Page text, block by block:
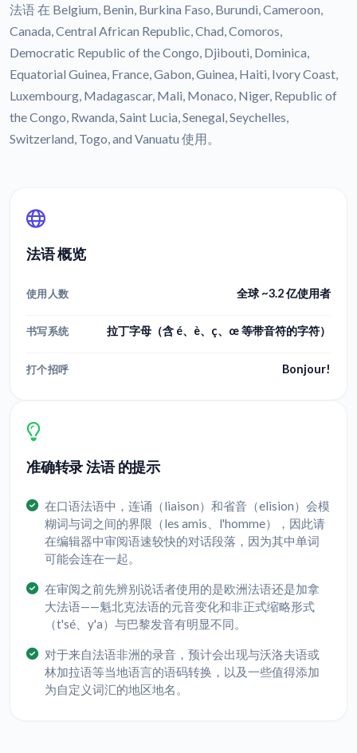
法语 在 Belgium, Benin, Burkina Faso, Burundi, Cameroon,
Canada, Central African Republic, Chad, Comoros,
Democratic Republic of the Congo, Djibouti, Dominica,
Equatorial Guinea, France, Gabon, Guinea, Haiti, Ivory Coast,
Luxembourg, Madagascar, Mali, Monaco, Niger, Republic of
the Congo, Rwanda, Saint Lucia, Senegal, Seychelles,
Switzerland, Togo, and Vanuatu 使用。
法语 概览
使用人数 全球 ~3.2 亿使用者
书写系统 拉丁字母（含 é、è、ç、œ 等带音符的字符）
打个招呼 Bonjour!
准确转录 法语 的提示
在口语法语中，连诵（liaison）和省音（elision）会模
糊词与词之间的界限（les amis、l'homme），因此请
在编辑器中审阅语速较快的对话段落，因为其中单词
可能会连在一起。
在审阅之前先辨别说话者使用的是欧洲法语还是加拿
大法语——魁北克法语的元音变化和非正式缩略形式
（t'sé、y'a）与巴黎发音有明显不同。
对于来自法语非洲的录音，预计会出现与沃洛夫语或
林加拉语等当地语言的语码转换，以及一些值得添加
为自定义词汇的地区地名。